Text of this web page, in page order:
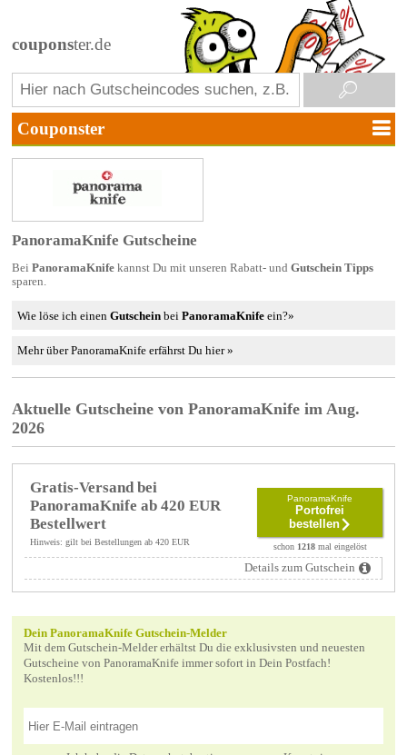
couponster.de
PanoramaKnife Gutscheine
Bei PanoramaKnifekannst Du mit unseren Rabatt- und Gutschein Tipps
sparen.
Wie löse ich einenGutschein beiPanoramaKnife ein?»
Mehr über PanoramaKnife erfährst Du hier »
Aktuelle Gutscheine von PanoramaKnife im Aug.
2026
Gratis-Versand bei
PanoramaKnife ab 420 EUR
Bestellwert
Hinweis: gilt bei Bestellungen ab 420 EUR
PanoramaKnife
Portofrei
bestellen
schon 1218mal eingelöst
Details zum Gutschein
Dein PanoramaKnife Gutschein-Melder
Mit dem Gutschein-Melder erhältst Du die exklusivsten und neuesten
Gutscheine von PanoramaKnife immer sofort in Dein Postfach!
Kostenlos!!!